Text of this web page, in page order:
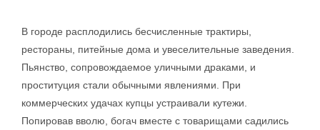
В городе расплодились бесчисленные трактиры,
рестораны, питейные дома и увеселительные заведения.
Пьянство, сопровождаемое уличными драками, и
проституция стали обычными явлениями. При
коммерческих удачах купцы устраивали кутежи.
Попировав вволю, богач вместе с товарищами садились